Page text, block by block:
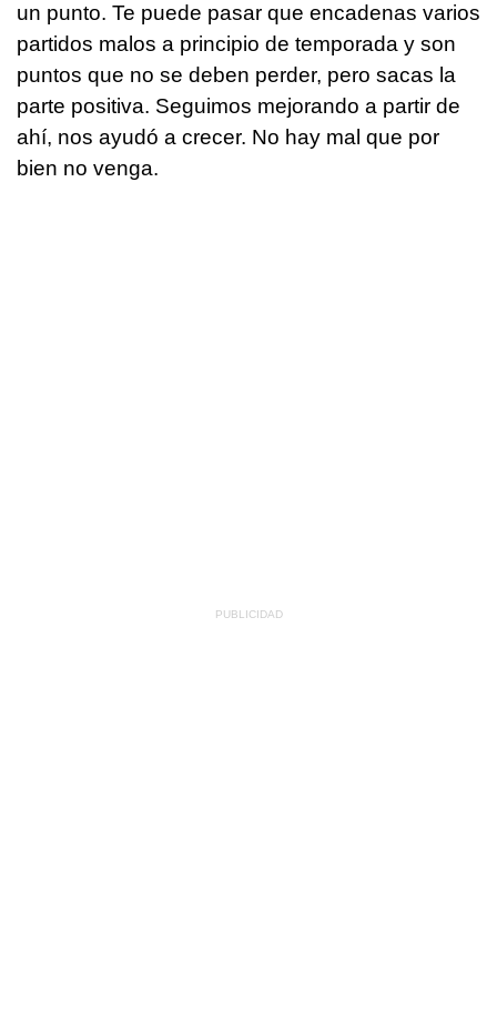
un punto. Te puede pasar que encadenas varios
partidos malos a principio de temporada y son
puntos que no se deben perder, pero sacas la
parte positiva. Seguimos mejorando a partir de
ahí, nos ayudó a crecer. No hay mal que por
bien no venga.